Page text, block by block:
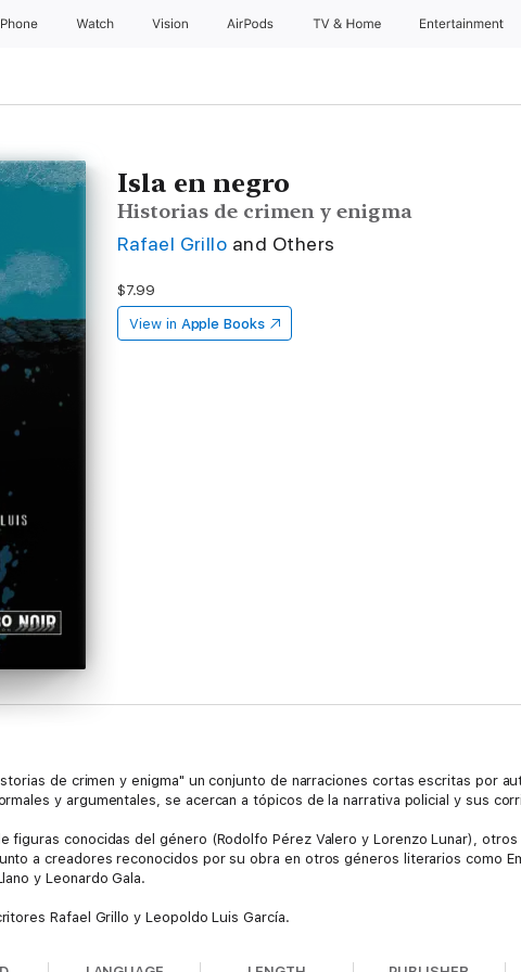
Watch Vision AirPods TV & Home Entertainment
Isla en negro
Historias de crimen y enigma
Rafael Grillo and Others
$7.99
View in Apple Books
de crimen y enigma" un conjunto de narraciones cortas escritas por
y argumentales, se acercan a tópicos de la narrativa policial y sus
figuras conocidas del género (Rodolfo Pérez Valero y Lorenzo Lunar),
a creadores reconocidos por su obra en otros géneros literarios como
y Leonardo Gala.
Rafael Grillo y Leopoldo Luis García.